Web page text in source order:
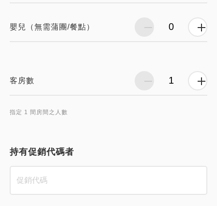
嬰兒（無需蒲團/餐點）
客房數
指定 1 間房間之人數
持有促銷代碼者